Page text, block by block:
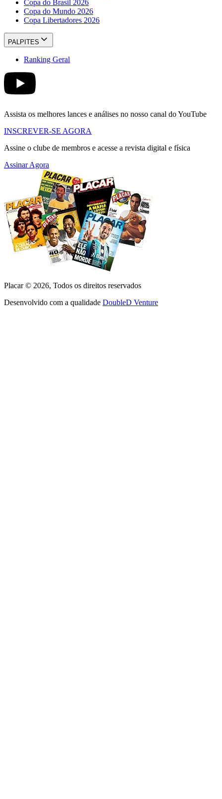
Copa do Brasil 2026
Copa do Mundo 2026
Copa Libertadores 2026
PALPITES
Ranking Geral
Assista os melhores lances e análises no nosso canal do YouTube
INSCREVER-SE AGORA
Assine o clube de membros e acesse a revista digital e física
Assinar Agora
Placar © 2026, Todos os direitos reservados
Desenvolvido com a qualidade DoubleD Venture